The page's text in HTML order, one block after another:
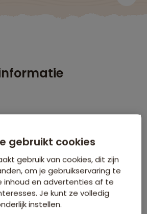
reissom
gebruikt cookies
gebruik van cookies, dit zijn
om je gebruikservaring te
inhoud en advertenties af te
Je kunt ze volledig
instellen.